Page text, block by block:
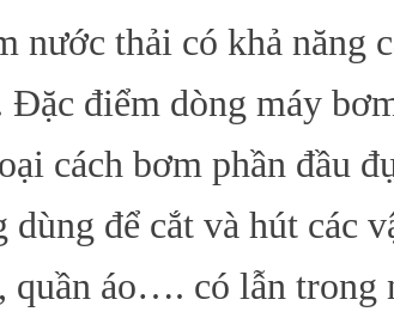
nước thải có khả năng
điểm dòng máy
cách bơm phần đầu
để cắt và hút các
quần áo…. có lẫn trong